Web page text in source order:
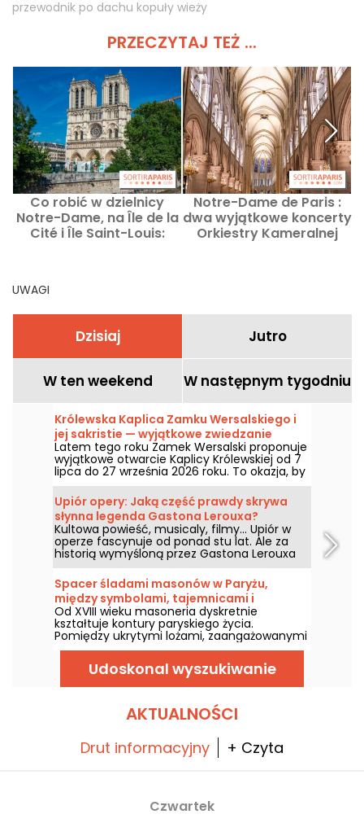
przewodnik po dachu kopuły wieży
PRZECZYTAJ TEŻ ...
Co robić w dzielnicy
Notre-Dame, na Île de la
Cité i Île Saint-Louis:
Notre-Dame de Paris :
dwa wyjątkowe koncerty
Orkiestry Kameralnej
UWAGI
Dzisiaj Jutro
W ten weekend W następnym tygodniu
Królewska Kaplica Zamku Wersalskiego i
jej sakristie — wyjątkowe zwiedzanie
latem 2026 roku
Latem tego roku Zamek Wersalski proponuje
wyjątkowe otwarcie Kaplicy Królewskiej od 7
lipca do 27 września 2026 roku. To okazja, by
podziwiać jego nawę, malowany sufit,
sakristie, intarsję kamienną i tyle innych
piękności!
Upiór opery: Jaką część prawdy skrywa
słynna legenda Gastona Lerouxa?
Kultowa powieść, musicaly, filmy... Upiór w
operze fascynuje od ponad stu lat. Ale za
historią wymyśloną przez Gastona Lerouxa
kryje się kilka naprawdę realnych faktów
związanych z Palais Garnier. Upadek
żyrandola, tajemnicze jezioro podziemne,
zarezerwowana loża... Co z tej legendy
zostało?
Spacer śladami masonów w Paryżu,
między symbolami, tajemnicami i
dziedzictwem
Od XVIII wieku masoneria dyskretnie
kształtuje kontury paryskiego życia.
Pomiędzy ukrytymi lożami, zaangażowanymi
osobowościami i symbolami wyrytymi na
fasadach, Paryż jest masońską stolicą.
Podążaj śladami masonów, aby czytać
między kamieniami i odkrywać ten
Udoskonal wyszukiwanie
AKTUALNOŚCI
Drut informacyjny + Czyta
Czwartek